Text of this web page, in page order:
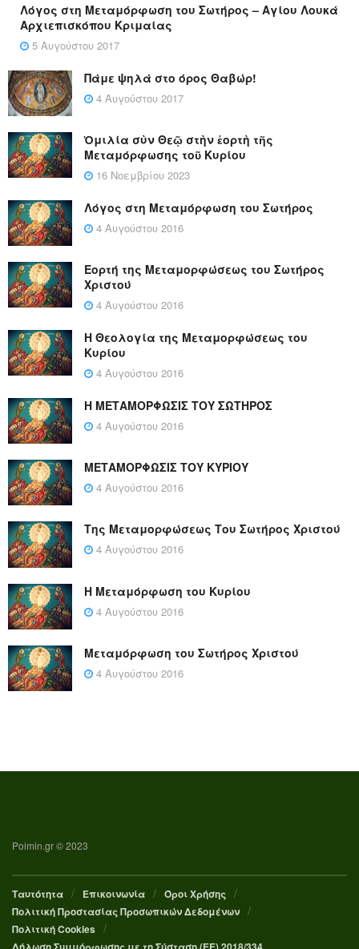
Λόγος στη Μεταμόρφωση του Σωτήρος – Αγίου Λουκά
Αρχιεπισκόπου Κριμαίας
5 Αυγούστου 2017
Πάμε ψηλά στο όρος Θαβώρ!
4 Αυγούστου 2017
Ὁμιλία σὺν Θεῷ στὴν ἑορτὴ τῆς
Μεταμόρφωσης τοῦ Κυρίου
16 Νοεμβρίου 2023
Λόγος στη Μεταμόρφωση του Σωτήρος
4 Αυγούστου 2016
Εορτή της Μεταμορφώσεως του Σωτήρος
Χριστού
4 Αυγούστου 2016
Η Θεολογία της Μεταμορφώσεως του
Κυρίου
4 Αυγούστου 2016
Η ΜΕΤΑΜΟΡΦΩΣΙΣ ΤΟΥ ΣΩΤΗΡΟΣ
4 Αυγούστου 2016
ΜΕΤΑΜΟΡΦΩΣΙΣ ΤΟΥ ΚΥΡΙΟΥ
4 Αυγούστου 2016
Της Μεταμορφώσεως Του Σωτήρος Χριστού
4 Αυγούστου 2016
Η Μεταμόρφωση του Κυρίου
4 Αυγούστου 2016
Μεταμόρφωση του Σωτήρος Χριστού
4 Αυγούστου 2016
Poimin.gr © 2023
Ταυτότητα Επικοινωνία
Όροι Χρήσης
Πολιτική Προστασίας Προσωπικών Δεδομένων
Πολιτική Cookies